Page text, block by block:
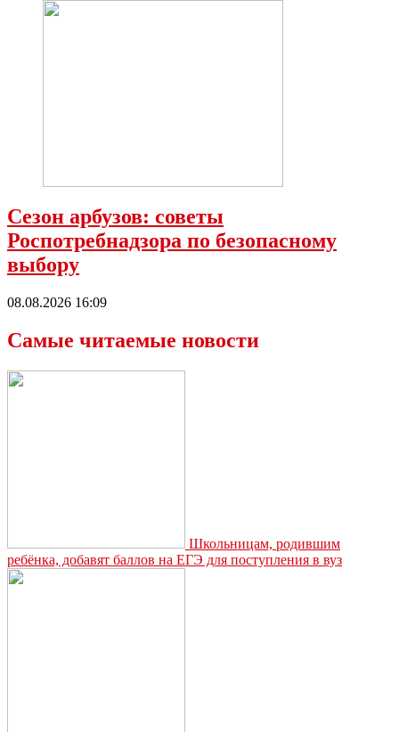
Сезон арбузов: советы
Роспотребнадзора по безопасному
выбору
08.08.2026 16:09
Самые читаемые новости
Школьницам, родившим
ребёнка, добавят баллов на ЕГЭ для поступления в вуз